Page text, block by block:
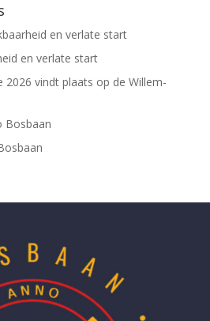
en verlate start
en verlate start
2026 vindt plaats op de Willem-
Bosbaan